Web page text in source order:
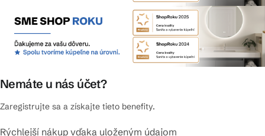
Nemáte u nás účet?
Zaregistrujte sa a získajte tieto benefity.
Rýchlejší nákup vďaka uloženým údajom